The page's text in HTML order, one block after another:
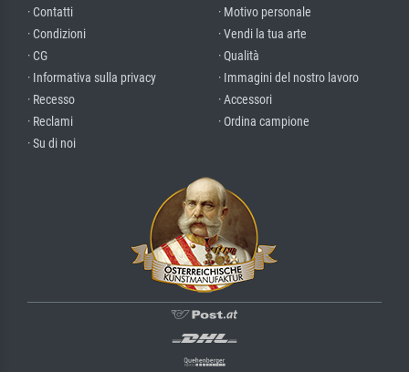
· Contatti
· Condizioni
· CG
· Informativa sulla privacy
· Recesso
· Reclami
· Su di noi
· Motivo personale
· Vendi la tua arte
· Qualità
· Immagini del nostro lavoro
· Accessori
· Ordina campione